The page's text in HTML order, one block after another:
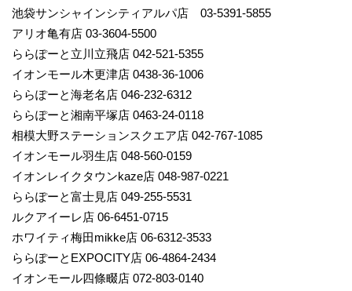
池袋サンシャインシティアルパ店 03-5391-5855
アリオ亀有店 03-3604-5500
ららぽーと立川立飛店 042-521-5355
イオンモール木更津店 0438-36-1006
ららぽーと海老名店 046-232-6312
ららぽーと湘南平塚店 0463-24-0118
相模大野ステーションスクエア店 042-767-1085
イオンモール羽生店 048-560-0159
イオンレイクタウンkaze店 048-987-0221
ららぽーと富士見店 049-255-5531
ルクアイーレ店 06-6451-0715
ホワイティ梅田mikke店 06-6312-3533
ららぽーとEXPOCITY店 06-4864-2434
イオンモール四條畷店 072-803-0140